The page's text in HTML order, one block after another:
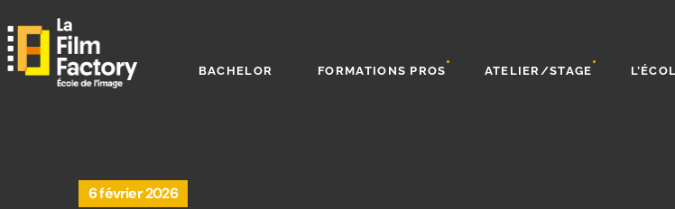
BACHELOR FORMATIONS PROS ATELIER/STAGE
6 février 2026